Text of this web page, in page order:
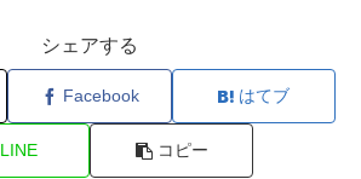
シェアする
Facebook はてブ
LINE コピー